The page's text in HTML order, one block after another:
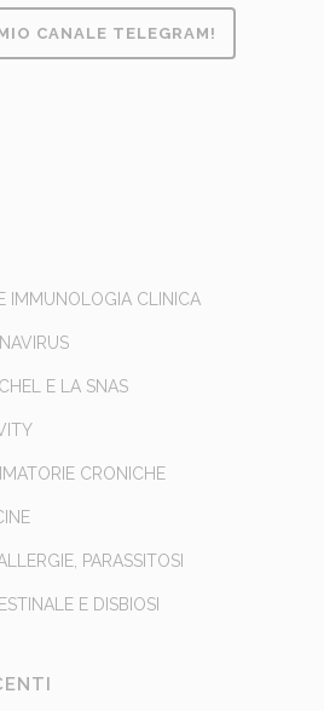
CANALE TELEGRAM!
IMMUNOLOGIA CLINICA
E LA SNAS
CRONICHE
PARASSITOSI
E DISBIOSI